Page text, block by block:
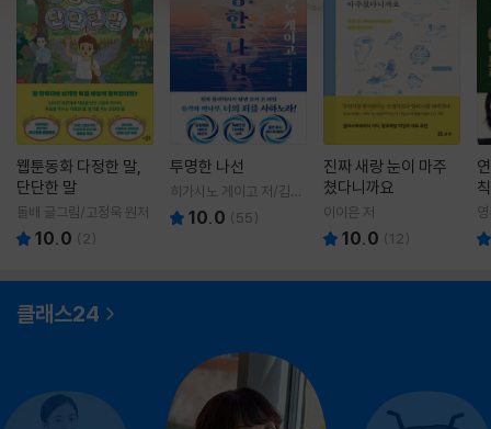
웹툰동화 다정한 말,
단단한 말
돌배 글그림/고정욱 원저
10.0 ( 2)
투명한 나선
히가시노 게이고 저/김선
영 역10.0 (55)
진짜 새랑 눈이 마주
쳤다니까요
이이은 저
10.0 (12)
칙
클래스24